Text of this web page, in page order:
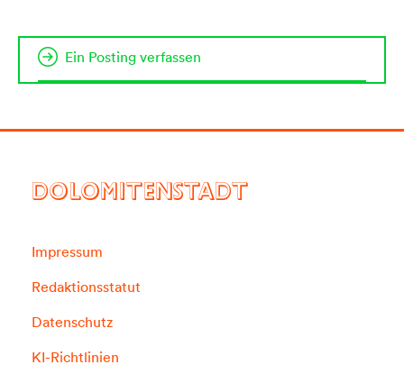
Ein Posting verfassen
DOLOMITENSTADT
Impressum
Redaktionsstatut
Datenschutz
KI-Richtlinien